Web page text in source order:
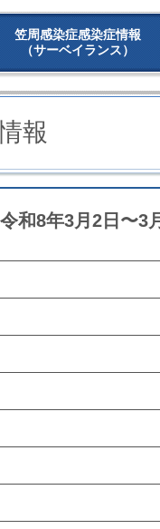
笠周感染症感染症情報
（サーベイランス）
報
令和8年3月2日〜3